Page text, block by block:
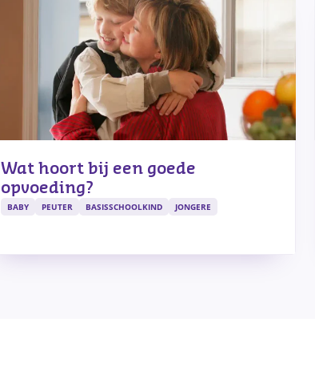
Wat hoort bij een goede
opvoeding?
BABY PEUTER BASISSCHOOLKIND JONGERE